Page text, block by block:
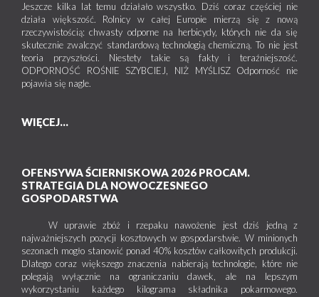
Jeszcze kilka lat temu działało wszystko. Dziś coraz częściej nie
działa większość. Rolnicy w całej Europie mierzą się z nową
rzeczywistością: chwasty odporne na herbicydy, których nie da się
skutecznie zwalczyć standardową technologią chemiczną. To nie jest
teoria przyszłości. Niestety takie są fakty i teraźniejszość.
ODPORNOŚĆ ROŚNIE SZYBCIEJ, NIŻ MYŚLISZ Odporność nie
pojawia się nagle.
WIĘCEJ...
OFENSYWA ŚCIERNISKOWA 2026 PROCAM.
STRATEGIA DLA NOWOCZESNEGO
GOSPODARSTWA
W uprawie zbóż i rzepaku nawożenie jest dziś jedną z
najważniejszych pozycji kosztowych w gospodarstwie. W minionych
sezonach mogło stanowić ponad 40% kosztów całkowitych produkcji.
Dlatego coraz większego znaczenia nabierają technologie, które nie
polegają wyłącznie na ograniczaniu dawek, ale na lepszym
wykorzystaniu każdego kilograma składnika pokarmowego.